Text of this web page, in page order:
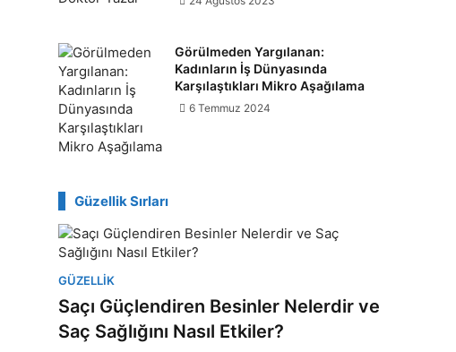
Görülmeden Yargılanan:
Kadınların İş Dünyasında
Karşılaştıkları Mikro Aşağılama
6 Temmuz 2024
Güzellik Sırları
GÜZELLIK
Saçı Güçlendiren Besinler Nelerdir ve
Saç Sağlığını Nasıl Etkiler?